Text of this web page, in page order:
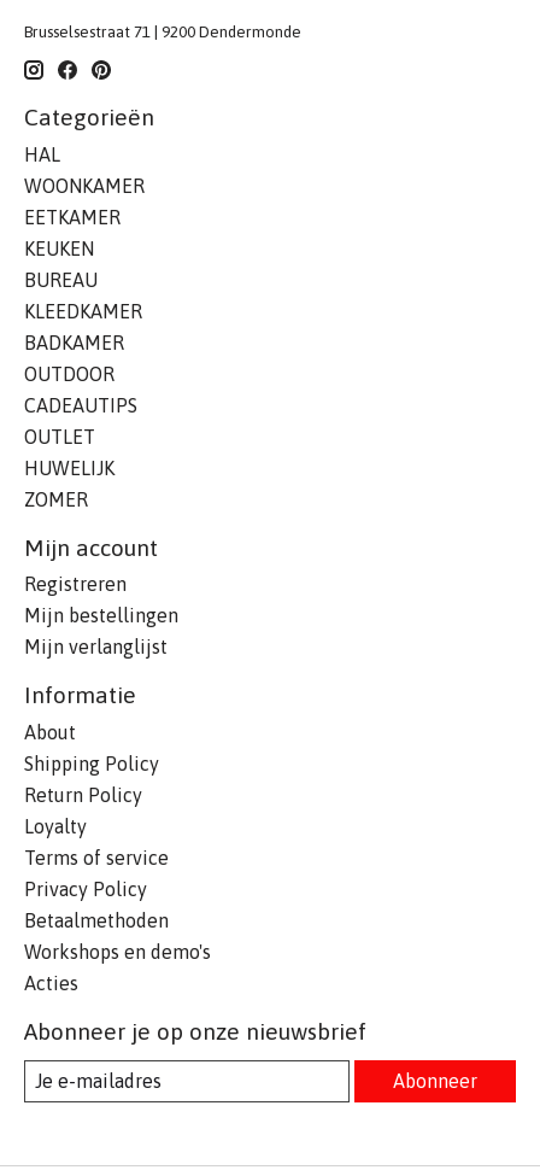
Brusselsestraat 71 | 9200 Dendermonde
Categorieën
HAL
WOONKAMER
EETKAMER
KEUKEN
BUREAU
KLEEDKAMER
BADKAMER
OUTDOOR
CADEAUTIPS
OUTLET
HUWELIJK
ZOMER
Mijn account
Registreren
Mijn bestellingen
Mijn verlanglijst
Informatie
About
Shipping Policy
Return Policy
Loyalty
Terms of service
Privacy Policy
Betaalmethoden
Workshops en demo's
Acties
Abonneer je op onze nieuwsbrief
Abonneer